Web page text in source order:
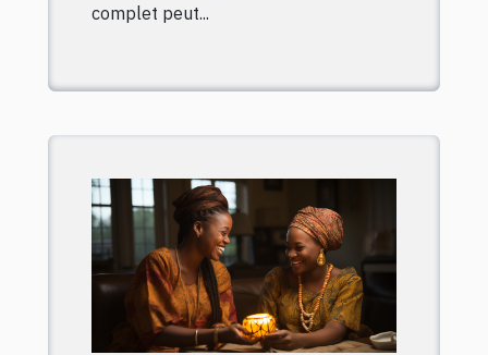
complet peut...